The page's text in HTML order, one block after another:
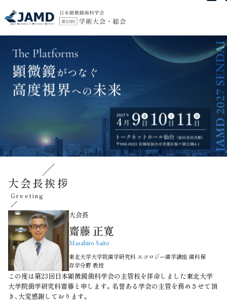
大会長挨拶
Greeting
この度は第23回日本顕微鏡歯科学会の主管校を拝命しました東北大学
大学院歯学研究科齋藤と申します。名誉ある学会の主管を務めさせて頂
き、大変感謝しております。
大会長
齋藤 正寛
Masahiro Saito
東北大学大学院歯学研究科 エコロジー歯学講座 歯科保
存学分野 教授